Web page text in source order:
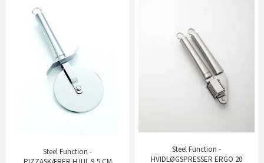
Steel Function -
Steel Function -
HVIDLØGSPRESSER ERGO 20